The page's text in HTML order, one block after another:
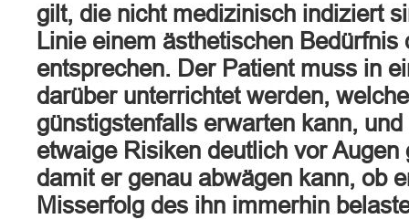
gilt, die nicht medizinisch indiziert
Linie einem ästhetischen Bedürfnis
entsprechen. Der Patient muss in
darüber unterrichtet werden,
günstigstenfalls erwarten kann,
etwaige Risiken deutlich vor Augen
damit er genau abwägen kann, ob
Misserfolg des ihn immerhin